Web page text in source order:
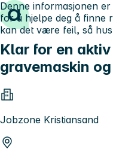
Hopp til innhold
Klar for en
gravemaskin
Jobzone Kristiansand
Denne informasjonen
for å hjelpe deg å finne
kan det være feil, så